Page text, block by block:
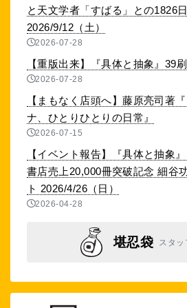
と天文学者「すばる」との1826
2026/9/12（土）
2026-07-28
【重版出来】『具体と抽象』39刷
2026-07-28
【まもなく店頭へ】藤原亮司著
ナ、ひとりひとりの日常』
2026-07-15
【イベント報告】『具体と抽象
書店売上20,000冊突破記念 細谷
ト 2026/4/26（日）
2026-04-28
堪忍袋 スタ